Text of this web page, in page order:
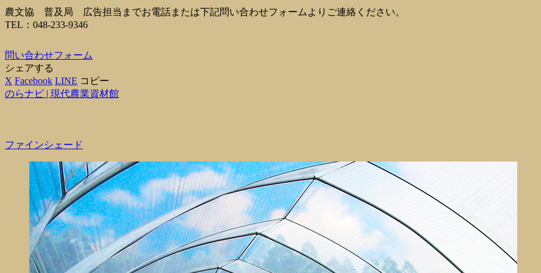
農文協 普及局 広告担当までお電話または下記問い合わせフォームよりご連絡ください。
TEL：048-233-9346
問い合わせフォーム
シェアする
X Facebook LINE コピー
のらナビ | 現代農業資材館
ファインシェード